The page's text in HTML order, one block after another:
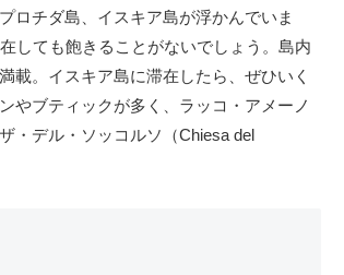
ロチダ島、イスキア島が浮かんでいま
しても飽きることがないでしょう。島内
載。イスキア島に滞在したら、ぜひいく
やブティックが多く、ラッコ・アメーノ
・デル・ソッコルソ（Chiesa del